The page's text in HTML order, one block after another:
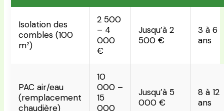
Isolation des
combles (100
m²)
2 500
– 4
000
€
Jusqu’à 2
500 €
3 à 6
ans
PAC air/eau
(remplacement
chaudière)
10
000 –
15
000
Jusqu’à 5
000 €
8 à 12
ans